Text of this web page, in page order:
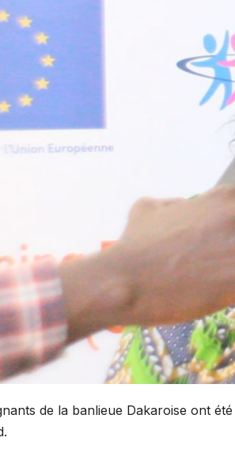
de la banlieue Dakaroise ont